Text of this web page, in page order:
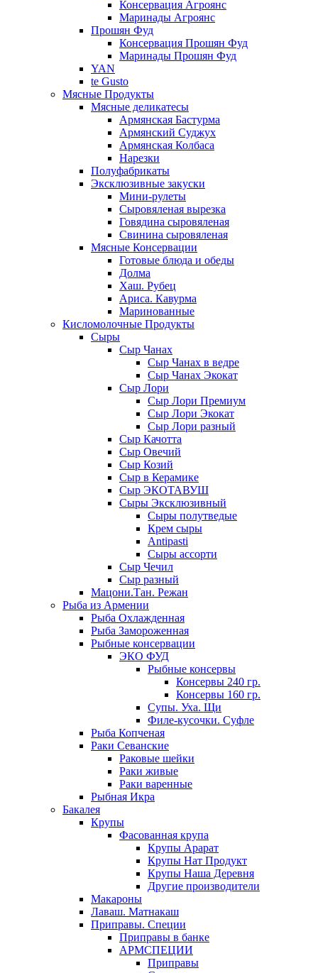
Консервация Агроянс
Маринады Агроянс
Прошян Фуд
Консервация Прошян Фуд
Маринады Прошян Фуд
YAN
te Gusto
Мясные Продукты
Мясные деликатесы
Армянская Бастурма
Армянский Суджух
Армянская Колбаса
Нарезки
Полуфабрикаты
Эксклюзивные закуски
Мини-рулеты
Сыровяленая вырезка
Говядина сыровяленая
Свинина сыровяленая
Мясные Консервации
Готовые блюда и обеды
Долма
Хаш. Рубец
Ариса. Кавурма
Маринованные
Кисломолочные Продукты
Сыры
Сыр Чанах
Сыр Чанах в ведре
Сыр Чанах Экокат
Сыр Лори
Сыр Лори Премиум
Сыр Лори Экокат
Сыр Лори разный
Сыр Качотта
Сыр Овечий
Сыр Козий
Сыр в Керамике
Сыр ЭКОТАВУШ
Сыры Эксклюзивный
Сыры полутведые
Крем сыры
Antipasti
Сыры ассорти
Сыр Чечил
Сыр разный
Мацони.Тан. Режан
Рыба из Армении
Рыба Охлажденная
Рыба Замороженная
Рыбные консервации
ЭКО ФУД
Рыбные консервы
Консервы 240 гр.
Консервы 160 гр.
Супы. Уха. Щи
Филе-кусочки. Суфле
Рыба Копченая
Раки Севанские
Раковые шейки
Раки живые
Раки варенные
Рыбная Икра
Бакалея
Крупы
Фасованная крупа
Крупы Арарат
Крупы Нат Продукт
Крупы Наша Деревня
Другие производители
Макароны
Лаваш. Матнакаш
Приправы. Специи
Приправы в банке
АРМСПЕЦИИ
Приправы